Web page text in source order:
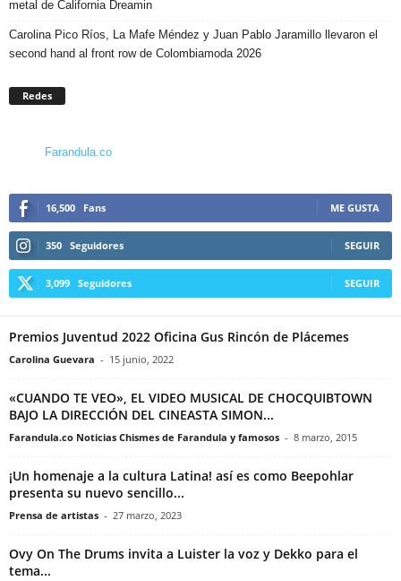
metal de California Dreamin
Carolina Pico Ríos, La Mafe Méndez y Juan Pablo Jaramillo llevaron el
second hand al front row de Colombiamoda 2026
Redes
Farandula.co
16,500 Fans ME GUSTA
350 Seguidores SEGUIR
3,099 Seguidores SEGUIR
Premios Juventud 2022 Oficina Gus Rincón de Plácemes
Carolina Guevara - 15 junio, 2022
«CUANDO TE VEO», EL VIDEO MUSICAL DE CHOCQUIBTOWN
BAJO LA DIRECCIÓN DEL CINEASTA SIMON...
Farandula.co Noticias Chismes de Farandula y famosos - 8 marzo, 2015
¡Un homenaje a la cultura Latina! así es como Beepohlar
presenta su nuevo sencillo...
Prensa de artistas - 27 marzo, 2023
Ovy On The Drums invita a Luister la voz y Dekko para el
tema...